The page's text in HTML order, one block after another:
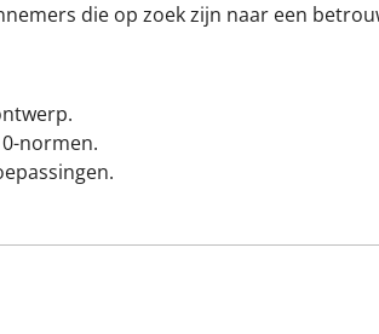
die op zoek zijn naar een
normen.